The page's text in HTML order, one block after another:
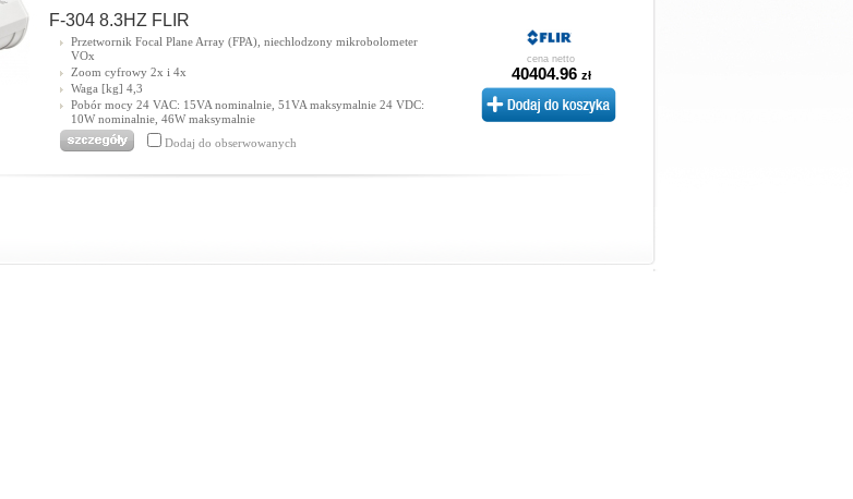
F-304 8.3HZ FLIR
Przetwornik Focal Plane Array (FPA), niechlodzony mikrobolometer
VOx
Zoom cyfrowy 2x i 4x
Waga [kg] 4,3
Pobór mocy 24 VAC: 15VA nominalnie, 51VA maksymalnie 24 VDC:
10W nominalnie, 46W maksymalnie
Dodaj do obserwowanych
cena netto
40404.96 zł